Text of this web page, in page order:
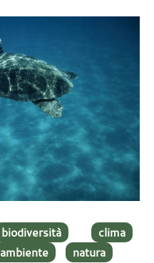
biodiversità
clima
ambiente natura